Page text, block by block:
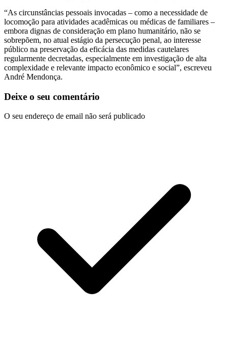
“As circunstâncias pessoais invocadas – como a necessidade de
locomoção para atividades acadêmicas ou médicas de familiares –
embora dignas de consideração em plano humanitário, não se
sobrepõem, no atual estágio da persecução penal, ao interesse
público na preservação da eficácia das medidas cautelares
regularmente decretadas, especialmente em investigação de alta
complexidade e relevante impacto econômico e social”, escreveu
André Mendonça.
Deixe o seu comentário
O seu endereço de email não será publicado